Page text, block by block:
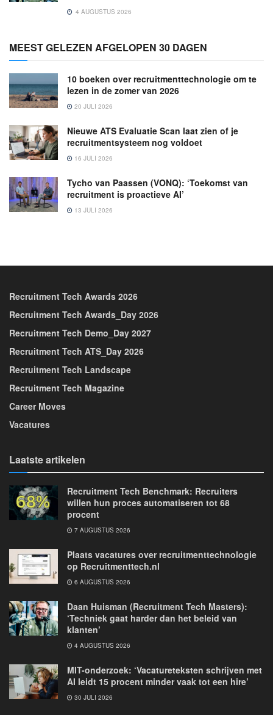
4 AUGUSTUS 2026
MEEST GELEZEN AFGELOPEN 30 DAGEN
10 boeken over recruitmenttechnologie om te
lezen in de zomer van 2026
20 JULI 2026
Nieuwe ATS Evaluatie Scan laat zien of je
recruitmentsysteem nog voldoet
16 JULI 2026
Tycho van Paassen (VONQ): ‘Toekomst van
recruitment is proactieve AI’
13 JULI 2026
Recruitment Tech Awards 2026
Recruitment Tech Awards_Day 2026
Recruitment Tech Demo_Day 2027
Recruitment Tech ATS_Day 2026
Recruitment Tech Landscape
Recruitment Tech Magazine
Career Moves
Vacatures
Laatste artikelen
Recruitment Tech Benchmark: Recruiters
willen hun proces automatiseren tot 68
procent
7 AUGUSTUS 2026
Plaats vacatures over recruitmenttechnologie
op Recruitmenttech.nl
6 AUGUSTUS 2026
Daan Huisman (Recruitment Tech Masters):
‘Techniek gaat harder dan het beleid van
klanten’
4 AUGUSTUS 2026
MIT-onderzoek: ‘Vacatureteksten schrijven met
AI leidt 15 procent minder vaak tot een hire’
30 JULI 2026